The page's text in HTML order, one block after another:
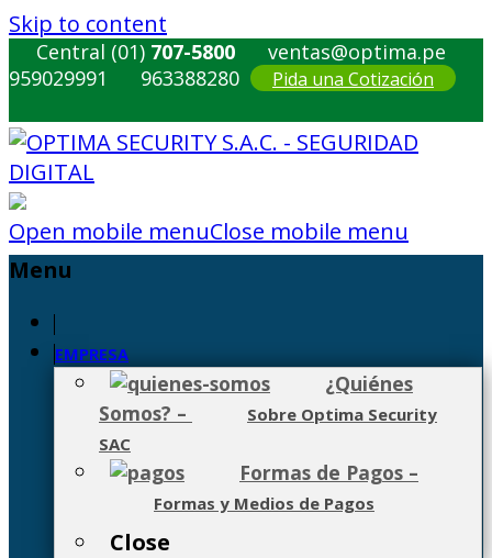
Skip to content
Central (01) 707-5800
ventas@optima.pe
959029991
963388280 Pida una Cotización
Open mobile menuClose mobile menu
Menu
EMPRESA
¿Quiénes
Somos? –
Sobre Optima Security
SAC
Formas de Pagos –
Formas y Medios de Pagos
Close